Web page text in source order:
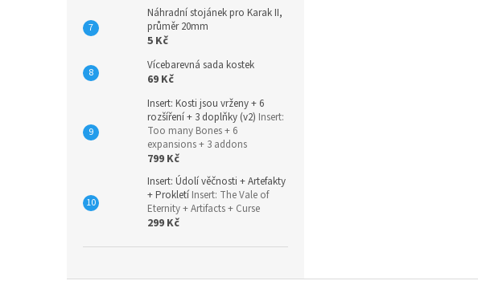
Náhradní stojánek pro Karak II,
průměr 20mm
5 Kč
Vícebarevná sada kostek
69 Kč
Insert: Kosti jsou vrženy + 6
rozšíření + 3 doplňky (v2) Insert:
Too many Bones + 6
expansions + 3 addons
799 Kč
Insert: Údolí věčnosti + Artefakty
+ Prokletí Insert: The Vale of
Eternity + Artifacts + Curse
299 Kč